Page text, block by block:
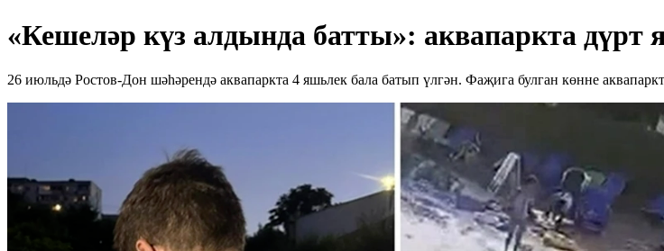
«Кешеләр күз алдында батты»: аквапаркта дүрт
26 июльдә Ростов-Дон шәһәрендә аквапаркта 4 яшьлек бала батып үлгән. Фаҗига булган көнне